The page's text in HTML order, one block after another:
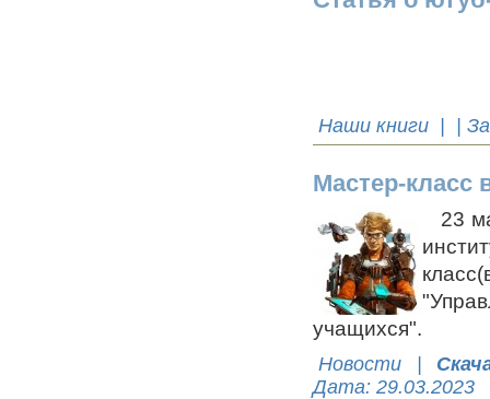
Наши книги | |
Мастер-класс
23
учащихся".
Новости
Дата: 29.03.2023